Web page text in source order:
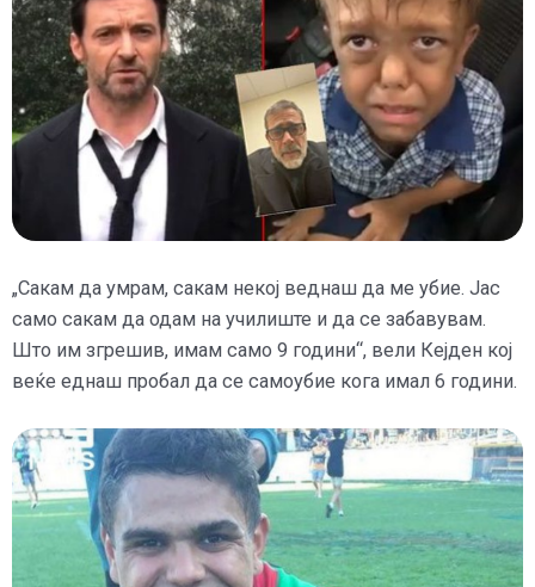
„Сакам да умрам, сакам некој веднаш да ме убие. Јас
само сакам да одам на училиште и да се забавувам.
Што им згрешив, имам само 9 години“, вели Кејден кој
веќе еднаш пробал да се самоубие кога имал 6 години.